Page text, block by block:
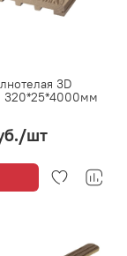
3D
320*25*4000мм
/шт